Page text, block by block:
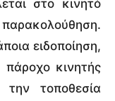
στο κινητό
παρακολούθηση.
ειδοποίηση,
κινητής
την τοποθεσία